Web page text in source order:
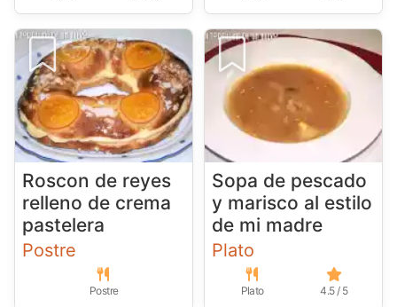
Roscon de reyes
relleno de crema
pastelera
Postre
Postre
Sopa de pescado
y marisco al estilo
de mi madre
Plato
Plato 4.5 / 5